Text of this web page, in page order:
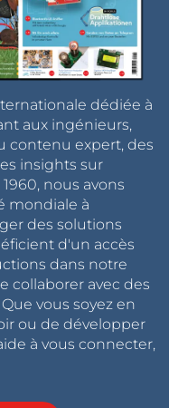
dédiée à
aux ingénieurs,
contenu expert, des
insights sur
nous avons
mondiale à
des solutions
d'un accès
dans notre
collaborer avec des
vous soyez en
ou de développer
à vous connecter,